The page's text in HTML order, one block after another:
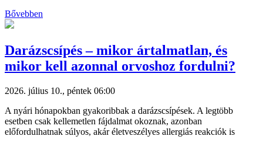
Bővebben
Darázscsípés – mikor ártalmatlan, és
mikor kell azonnal orvoshoz fordulni?
2026. július 10., péntek 06:00
A nyári hónapokban gyakoribbak a darázscsípések. A legtöbb
esetben csak kellemetlen fájdalmat okoznak, azonban
előfordulhatnak súlyos, akár életveszélyes allergiás reakciók is